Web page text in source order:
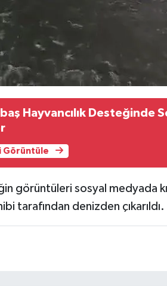
Hayvancılık Desteğinde
Görüntüle
görüntüleri sosyal medyada
tarafından denizden çıkarıldı.